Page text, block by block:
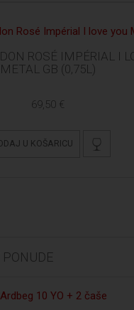
ROSÉ IMPÉRIAL I
METAL GB (0,75L)
69,50 €
U KOŠARICU